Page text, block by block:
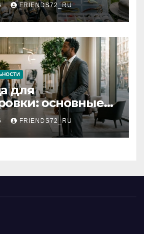
FRIENDS72_RU
для
основные
выбора
FRIENDS72_RU